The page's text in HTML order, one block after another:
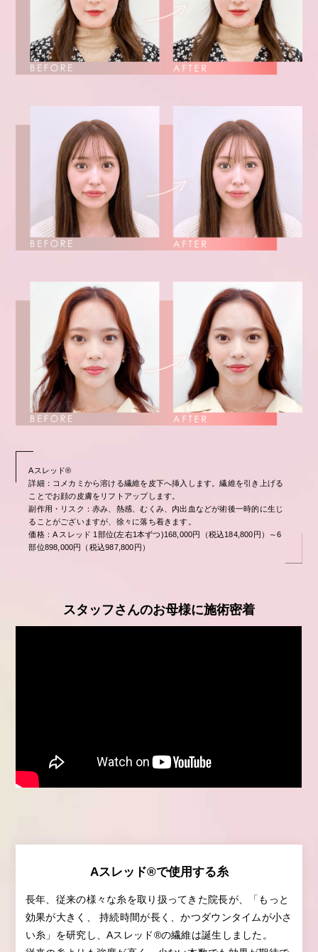
Aスレッド®︎
詳細：コメカミから溶ける繊維を皮下へ挿入します。繊維を引き上げる
ことでお顔の皮膚をリフトアップします。
副作用・リスク：赤み、熱感、むくみ、内出血などが術後一時的に生じ
ることがございますが、徐々に落ち着きます。
価格：A スレッド 1部位(左右1本ずつ)168,000円（税込184,800円）～6
部位898,000円（税込987,800円）
スタッフさんのお母様に施術密着
Aスレッド®で使用する糸
長年、従来の様々な糸を取り扱ってきた院長が、「もっと
効果が大きく、
持続時間が長く、かつダウンタイムが小さ
い糸」を研究し、Aスレッド®の繊維は誕生しました。